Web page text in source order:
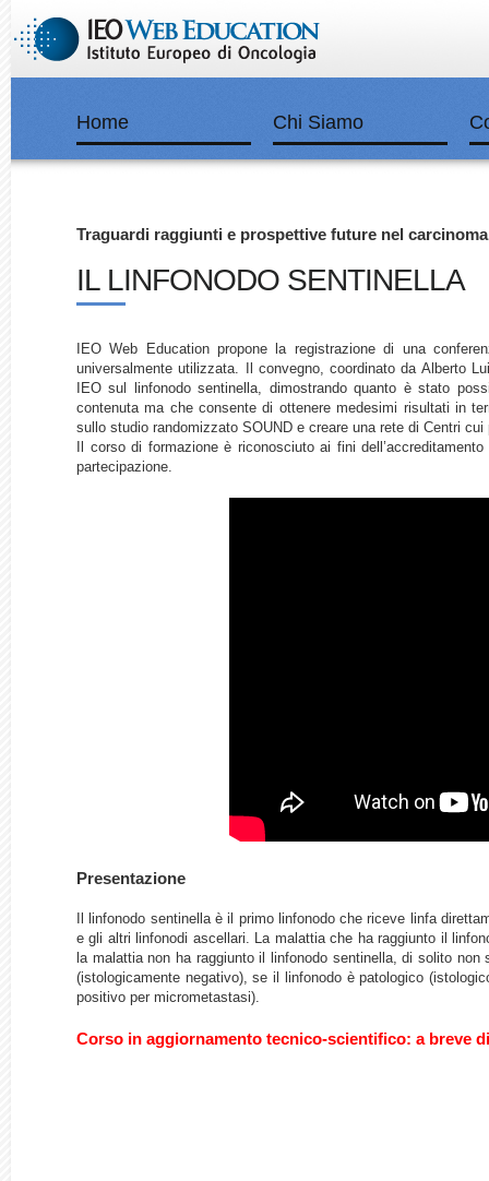
Home Chi Siamo
Traguardi raggiunti e prospettive future nel
IL LINFONODO SENTINELLA
IEO Web Education propone la registrazione di una
universalmente utilizzata. Il convegno, coordinato da Alberto
IEO sul linfonodo sentinella, dimostrando quanto è stato
contenuta ma che consente di ottenere medesimi risultati in
sullo studio randomizzato SOUND e creare una rete di Centri
Il corso di formazione è riconosciuto ai fini
partecipazione.
Presentazione
Il linfonodo sentinella è il primo linfonodo che riceve linfa
e gli altri linfonodi ascellari. La malattia che ha raggiunto il
la malattia non ha raggiunto il linfonodo sentinella, di solito
(istologicamente negativo), se il linfonodo è patologico
positivo per micrometastasi).
Corso in aggiornamento tecnico-scientifico: a breve